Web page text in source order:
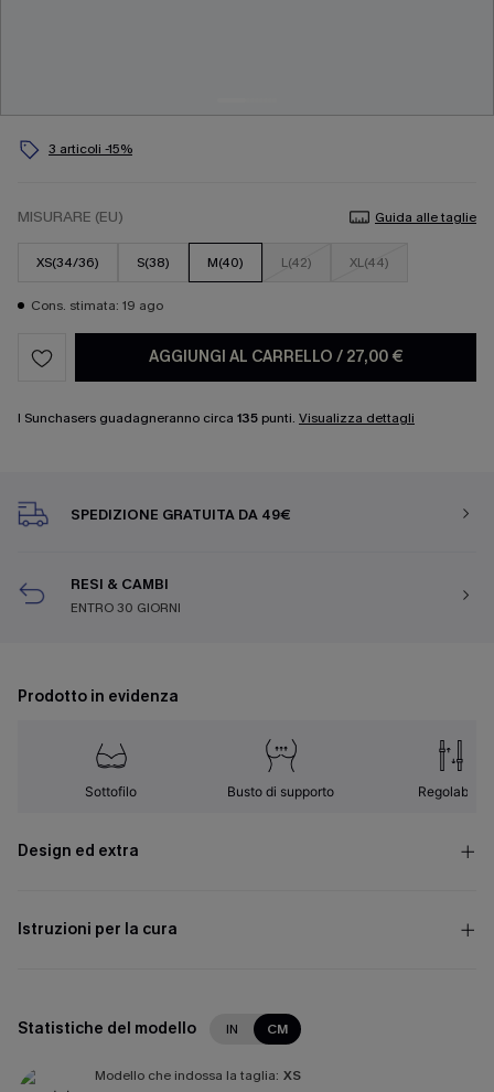
3 articoli -15%
MISURARE (EU) Guida alle taglie
XS(34/36) S(38) M(40) L(42) XL(44)
Cons. stimata: 19 ago
AGGIUNGI AL CARRELLO / 27,00 €
I Sunchasers guadagneranno circa 135 punti. Visualizza dettagli
SPEDIZIONE GRATUITA DA 49€
RESI & CAMBI
ENTRO 30 GIORNI
Prodotto in evidenza
Sottofilo Busto di supporto Regolabile
Design ed extra
Istruzioni per la cura
Statistiche del modello IN CM
Modello che indossa la taglia: XS